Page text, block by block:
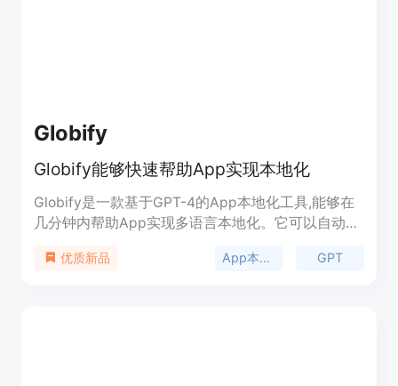
Globify
Globify能够快速帮助App实现本地化
Globify是一款基于GPT-4的App本地化工具,能够在
几分钟内帮助App实现多语言本地化。它可以自动识
质量翻译。同时支持glossary、样式和语气定制,开发
优质新品 App本地化 GPT